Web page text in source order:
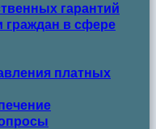
гарантий
граждан в сфере
платных